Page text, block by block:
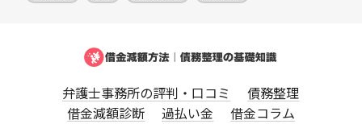
弁護士事務所の評判・口コミ
債務整理
借金減額診断
過払い金 借金コラム